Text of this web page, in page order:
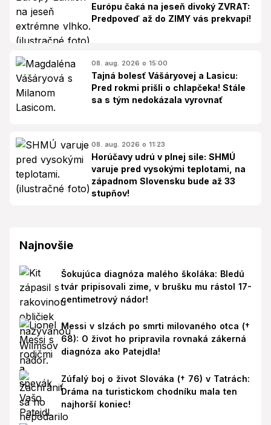
Európu čaká na jeseň divoký ZVRAT:
Predpoveď až do ZIMY vás prekvapí!
08. aug. 2026 o 15:00
Tajná bolesť Vášáryovej a Lasicu:
Pred rokmi prišli o chlapčeka! Stále
sa s tým nedokázala vyrovnať
08. aug. 2026 o 11:23
Horúčavy udrú v plnej sile: SHMÚ
varuje pred vysokými teplotami, na
západnom Slovensku bude až 33
stupňov!
Najnovšie
Šokujúca diagnóza malého školáka: Bledú
tvár pripisovali zime, v brušku mu rástol 17-
centimetrový nádor!
Messi v slzách po smrti milovaného otca (†
68): O život ho pripravila rovnaká zákerná
diagnóza ako Patejdla!
Zúfalý boj o život Slováka († 76) v Tatrách:
Dráma na turistickom chodníku mala ten
najhorší koniec!